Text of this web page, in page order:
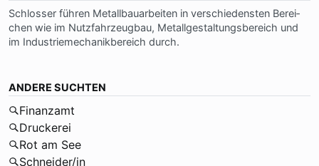
Schlos­ser füh­ren Me­tall­bau­ar­bei­ten in ver­schie­den­sten Be­rei­
chen wie im Nutz­fahr­zeug­bau, Me­tall­ge­stal­tungs­be­reich und
im In­du­strie­me­cha­nik­be­reich durch.
ANDERE SUCHTEN
Finanzamt
Druckerei
Rot am See
Schneider/in